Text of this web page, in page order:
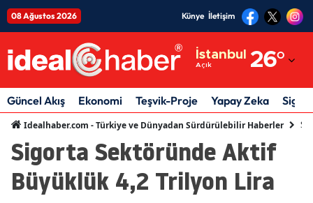
08 Ağustos 2026 Künye İletişim
İstanbul
Açık 26°
Adıyaman
Afyonkarahisar
Ağrı
Amasya
Ankara
Güncel Akış Ekonomi Teşvik-Proje Yapay Zeka
Idealhaber.com - Türkiye ve Dünyadan Sürdürülebilir Haberler
Sigorta Sektöründe Aktif
Büyüklük 4,2 Trilyon Lira